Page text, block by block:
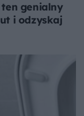
genialny
i odzyskaj